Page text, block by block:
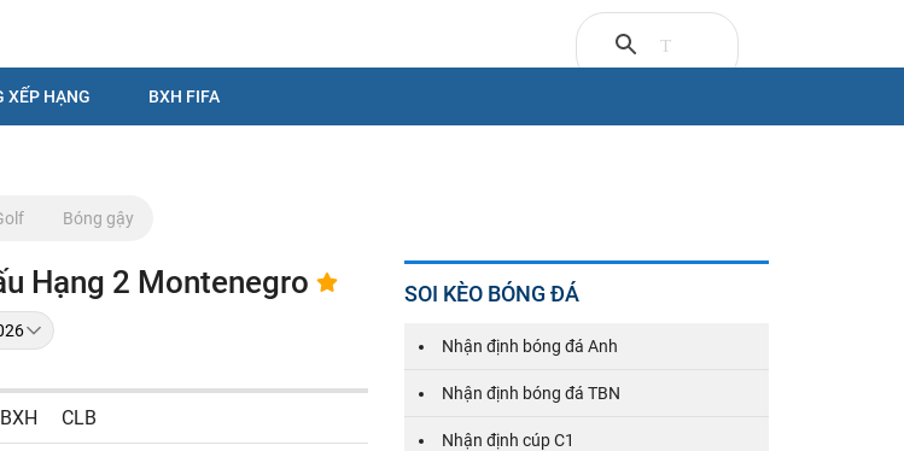
XẾP HẠNG BXH FIFA
Bóng gậy
Hạng 2 Montenegro
BXH CLB
SOI KÈO BÓNG ĐÁ
Nhận định bóng đá Anh
Nhận định bóng đá TBN
Nhận định cúp C1